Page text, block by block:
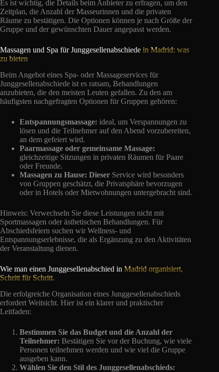
Es ist wichtig, die Details beim Anbieter zu erfragen, um den
Zeitplan, die Anzahl der Masseurinnen und die privaten
Räume zu bestätigen. Die Optionen können je nach Größe der
Gruppe und der gewünschten Dauer angepasst werden.
Massagen und Spa für Junggesellenabschiede in Madrid: was
zu bieten
Beim Angebot eines Spa- oder Massageservices für
Junggesellenabschiede ist es ratsam, Behandlungen
anzubieten, die den meisten Leuten gefallen. Zu den am
häufigsten nachgefragten Optionen für Gruppen gehören:
Entspannungsmassage: ideal, um Verspannungen zu
lösen und die Teilnehmer auf den Abend vorzubereiten,
an dem gefeiert wird.
Paarmassage oder gemeinsame Massage:
gleichzeitige Sitzungen in privaten Räumen für Paare
oder Freunde.
Massagen zu Hause: Dieser Service wird besonders
von Gruppen geschätzt, die Privatsphäre bevorzugen
oder in Hotels oder Mietwohnungen untergebracht sind.
Hinweis: Verwechseln Sie diese Leistungen nicht mit
Sportmassagen oder ästhetischen Behandlungen. Für
Abschiedsfeiern suchen wir Wellness- und
Entspannungserlebnisse, die als Ergänzung zu den Aktivitäten
der Veranstaltung dienen.
Wie man einen Junggesellenabschied in Madrid organisiert,
Schritt für Schritt.
Die erfolgreiche Organisation eines Junggesellenabschieds
erfordert Weitsicht. Hier ist ein klarer und praktischer
Leitfaden:
Bestimmen Sie das Budget und die Anzahl der
Teilnehmer: Bestätigen Sie vor der Buchung, wie viele
Personen teilnehmen werden und wie viel die Gruppe
ausgeben kann.
Wählen Sie den Stil des Junggesellenabschieds: